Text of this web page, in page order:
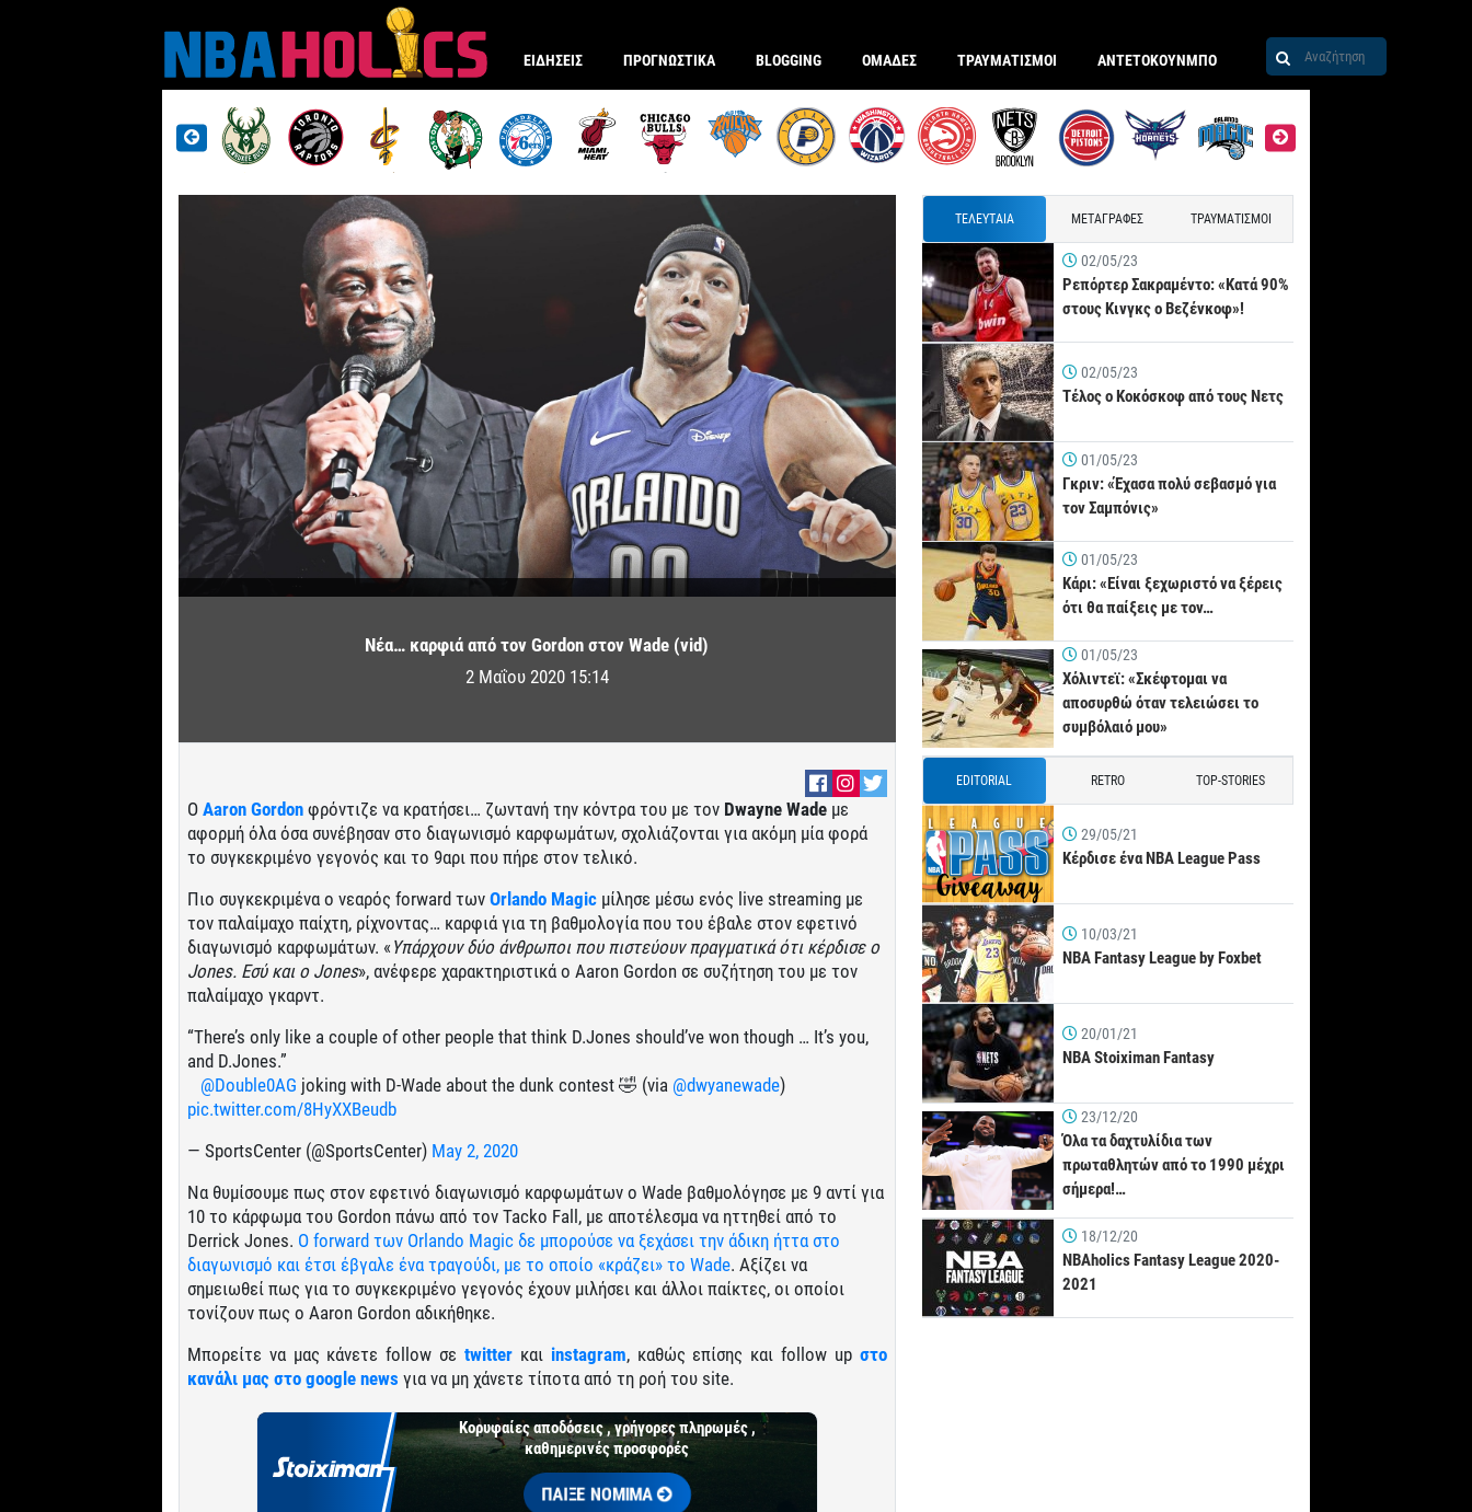
ΕΙΔΗΣΕΙΣ ΠΡΟΓΝΩΣΤΙΚΑ BLOGGING ΟΜΑΔΕΣ ΤΡΑΥΜΑΤΙΣΜΟΙ ΑΝΤΕΤΟΚΟΥΝΜΠΟ
Νέα… καρφιά από τον Gordon στον Wade (vid)
2 Μαΐου 2020 15:14
Ο Aaron Gordon φρόντιζε να κρατήσει… ζωντανή την κόντρα του με τον Dwayne Wade με
αφορμή όλα όσα συνέβησαν στο διαγωνισμό καρφωμάτων, σχολιάζονται για ακόμη μία φορά
το συγκεκριμένο γεγονός και το 9αρι που πήρε στον τελικό.
Πιο συγκεκριμένα ο νεαρός forward των Orlando Magic μίλησε μέσω ενός live streaming με
τον παλαίμαχο παίχτη, ρίχνοντας… καρφιά για τη βαθμολογία που του έβαλε στον εφετινό
διαγωνισμό καρφωμάτων. « Υπάρχουν δύο άνθρωποι που πιστεύουν πραγματικά ότι κέρδισε ο
Jones. Εσύ και ο Jones», ανέφερε χαρακτηριστικά ο Aaron Gordon σε συζήτηση του με τον
παλαίμαχο γκαρντ.
“There’s only like a couple of other people that think D.Jones should’ve won though … It’s you,
and D.Jones.”⠀
@Double0AG joking with D-Wade about the dunk contest 🤣 (via @dwyanewade)
pic.twitter.com/8HyXXBeudb
— SportsCenter (@SportsCenter) May 2, 2020
Να θυμίσουμε πως στον εφετινό διαγωνισμό καρφωμάτων ο Wade βαθμολόγησε με 9 αντί για
10 το κάρφωμα του Gordon πάνω από τον Tacko Fall, με αποτέλεσμα να ηττηθεί από το
Derrick Jones. Ο forward των Orlando Magic δε μπορούσε να ξεχάσει την άδικη ήττα στο
διαγωνισμό και έτσι έβγαλε ένα τραγούδι, με το οποίο «κράζει» το Wade. Αξίζει να
σημειωθεί πως για το συγκεκριμένο γεγονός έχουν μιλήσει και άλλοι παίκτες, οι οποίοι
τονίζουν πως ο Aaron Gordon αδικήθηκε.
Μπορείτε να μας κάνετε follow σε twitter και instagram, καθώς επίσης και follow up στο
κανάλι μας στο google news για να μη χάνετε τίποτα από τη ροή του site.
Κορυφαίες αποδόσεις , γρήγορες πληρωμές ,
καθημερινές προσφορές
ΠΑΙΞΕ ΝΟΜΙΜΑ
ΤΕΛΕΥΤΑΙΑ ΜΕΤΑΓΡΑΦΕΣ ΤΡΑΥΜΑΤΙΣΜΟΙ
02/05/23
Ρεπόρτερ Σακραμέντο: «Κατά 90%
στους Κινγκς ο Βεζένκοφ»!
02/05/23
Τέλος ο Κοκόσκοφ από τους Νετς
01/05/23
Γκριν: «Έχασα πολύ σεβασμό για
τον Σαμπόνις»
01/05/23
Κάρι: «Είναι ξεχωριστό να ξέρεις
ότι θα παίξεις με τον…
01/05/23
Χόλιντεϊ: «Σκέφτομαι να
αποσυρθώ όταν τελειώσει το
συμβόλαιό μου»
EDITORIAL RETRO TOP-STORIES
29/05/21
Κέρδισε ένα NBA League Pass
10/03/21
NBA Fantasy League by Foxbet
20/01/21
NBA Stoiximan Fantasy
23/12/20
Όλα τα δαχτυλίδια των
πρωταθλητών από το 1990 μέχρι
σήμερα!…
18/12/20
NBAholics Fantasy League 2020-
2021